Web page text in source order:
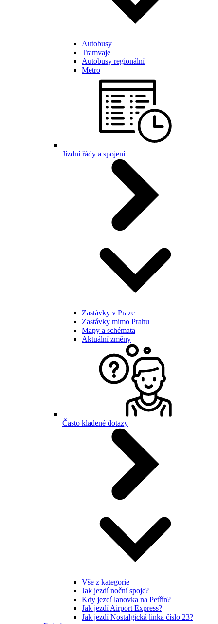
Autobusy
Tramvaje
Autobusy regionální
Metro
Jízdní řády a spojení
Zastávky v Praze
Zastávky mimo Prahu
Mapy a schémata
Aktuální změny
Často kladené dotazy
Vše z kategorie
Jak jezdí noční spoje?
Kdy jezdí lanovka na Petřín?
Jak jezdí Airport Express?
Jak jezdí Nostalgická linka číslo 23?